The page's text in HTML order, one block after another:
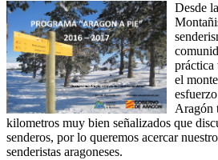
Desde
práctica
el
Aragón
kilometros muy bien señalizados que
senderos, por lo queremos acercar
senderistas aragoneses.